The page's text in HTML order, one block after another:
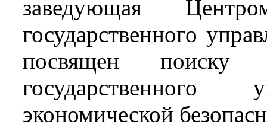
заведующая
государственного
посвящен поиску
экономической